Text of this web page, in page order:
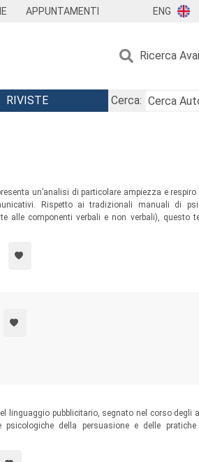
APPUNTAMENTI ENG
Ricerca
RIVISTE
Cerca:
un’analisi di particolare ampiezza e
Rispetto ai tradizionali manuali di
alle componenti verbali e non verbali),
essa si estrinseca: da quello della vita
Il tutto alla luce delle più recenti prospettive
linguaggio pubblicitario, segnato nel corso
psicologiche della persuasione e delle